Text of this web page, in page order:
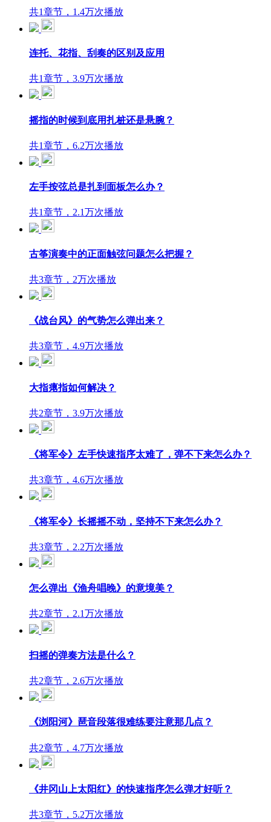
共1章节，1.4万次播放
连托、花指、刮奏的区别及应用
共1章节，3.9万次播放
摇指的时候到底用扎桩还是悬腕？
共1章节，6.2万次播放
左手按弦总是扎到面板怎么办？
共1章节，2.1万次播放
古筝演奏中的正面触弦问题怎么把握？
共3章节，2万次播放
《战台风》的气势怎么弹出来？
共3章节，4.9万次播放
大指瘪指如何解决？
共2章节，3.9万次播放
《将军令》左手快速指序太难了，弹不下来怎么办？
共3章节，4.6万次播放
《将军令》长摇摇不动，坚持不下来怎么办？
共3章节，2.2万次播放
怎么弹出《渔舟唱晚》的意境美？
共2章节，2.1万次播放
扫摇的弹奏方法是什么？
共2章节，2.6万次播放
《浏阳河》琶音段落很难练要注意那几点？
共2章节，4.7万次播放
《井冈山上太阳红》的快速指序怎么弹才好听？
共3章节，5.2万次播放